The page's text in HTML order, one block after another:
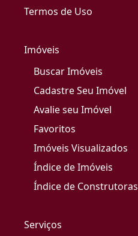
Termos de Uso
Imóveis
Buscar Imóveis
Cadastre Seu Imóvel
Avalie seu Imóvel
Favoritos
Imóveis Visualizados
Índice de Imóveis
Índice de Construtoras
Serviços